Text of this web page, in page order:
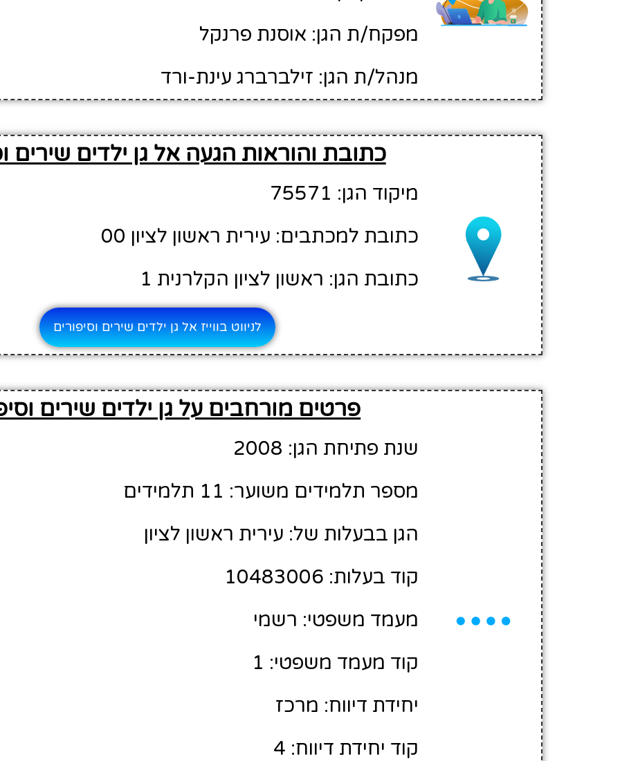
מפקח/ת הגן: אוסנת פרנקל
מנהל/ת הגן: זילברברג עינת-ורד
כתובת והוראות הגעה אל גן ילדים שירים
מיקוד הגן: 75571
כתובת למכתבים: עירית ראשון לציון 00
כתובת הגן: ראשון לציון הקלרנית 1
לניווט בווייז אל גן ילדים שירים וסיפורים
פרטים מורחבים על גן ילדים שירים
שנת פתיחת הגן: 2008
מספר תלמידים משוער: 11 תלמידים
הגן בבעלות של: עירית ראשון לציון
קוד בעלות: 10483006
מעמד משפטי: רשמי
קוד מעמד משפטי: 1
יחידת דיווח: מרכז
קוד יחידת דיווח: 4